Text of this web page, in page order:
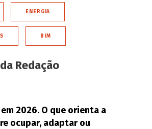
ENERGIA
BIM
Redação
2026. O que orienta a
ocupar, adaptar ou